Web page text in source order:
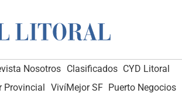
Nosotros Clasificados CYD Litoral
Provincial VivíMejor SF Puerto Negocios